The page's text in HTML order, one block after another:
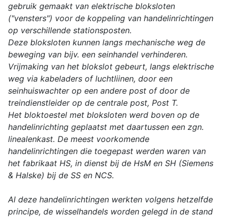
gebruik gemaakt van elektrische bloksloten
("vensters") voor de koppeling van handelinrichtingen
op verschillende stationsposten.
Deze bloksloten kunnen langs mechanische weg de
beweging van bijv. een seinhandel verhinderen.
Vrijmaking van het blokslot gebeurt, langs elektrische
weg via kabeladers of luchtliinen, door een
seinhuiswachter op een andere post of door de
treindienstleider op de centrale post, Post T.
Het bloktoestel met bloksloten werd boven op de
handelinrichting geplaatst met daartussen een zgn.
linealenkast. De meest voorkomende
handelinrichtingen die toegepast werden waren van
het fabrikaat HS, in dienst bij de HsM en SH (Siemens
& Halske) bij de SS en NCS.
Al deze handelinrichtingen werkten volgens hetzelfde
principe, de wisselhandels worden gelegd in de stand